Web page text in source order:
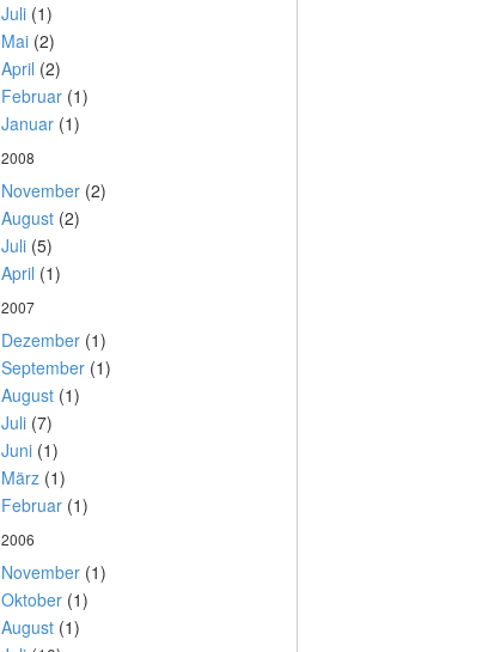
Juli(1)
Mai(2)
April (2)
Februar(1)
Januar(1)
2008
November(2)
August(2)
Juli(5)
April (1)
2007
Dezember(1)
September(1)
August(1)
Juli(7)
Juni(1)
März(1)
Februar(1)
2006
November(1)
Oktober(1)
August(1)